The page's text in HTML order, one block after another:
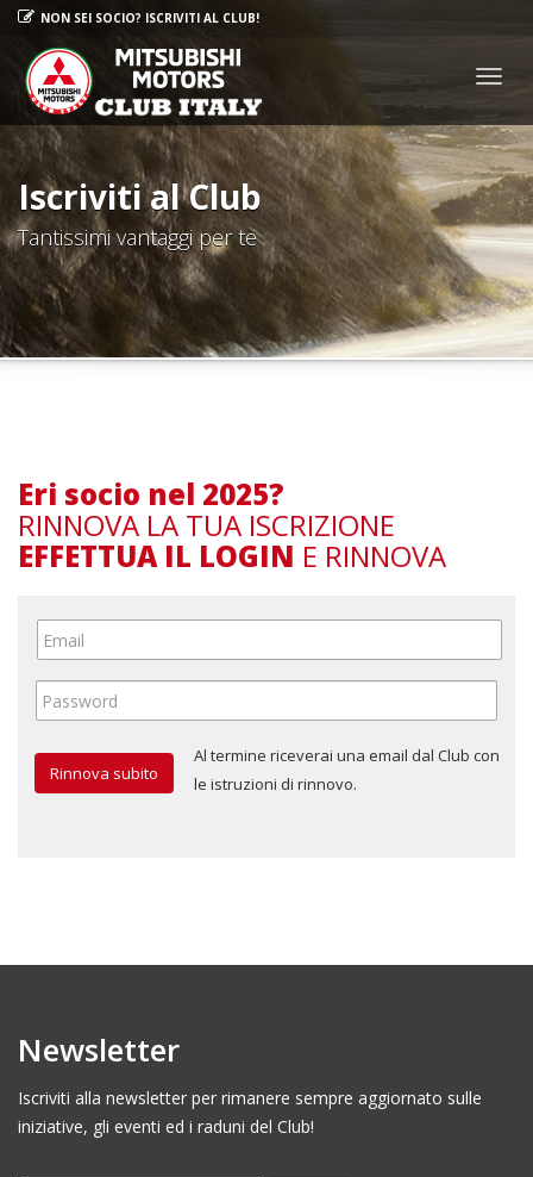
NON SEI SOCIO? ISCRIVITI AL CLUB!
Iscriviti al Club
Tantissimi vantaggi per te
Eri socio nel 2025?
RINNOVA LA TUA ISCRIZIONE
EFFETTUA IL LOGIN E RINNOVA
Al termine riceverai una email dal Club con
le istruzioni di rinnovo.
Newsletter
Iscriviti alla newsletter per rimanere sempre aggiornato sulle
iniziative, gli eventi ed i raduni del Club!